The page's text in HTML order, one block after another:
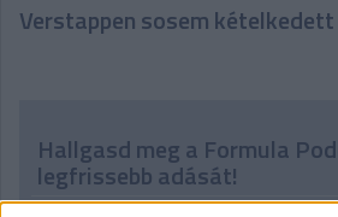
Verstappen sosem
Hallgasd meg a Formula
legfrissebb adását!